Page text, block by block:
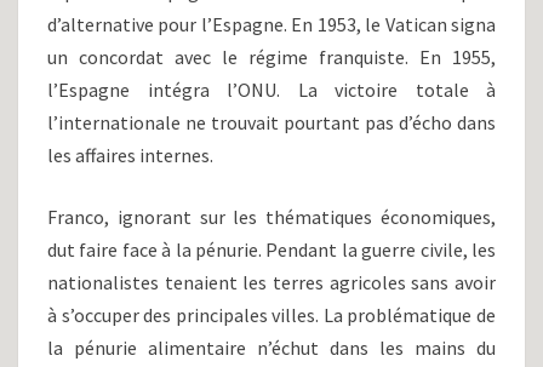
d’alternative pour l’Espagne. En 1953, le Vatican signa
un concordat avec le régime franquiste. En 1955,
l’Espagne intégra l’ONU. La victoire totale à
l’internationale ne trouvait pourtant pas d’écho dans
les affaires internes.
Franco, ignorant sur les thématiques économiques,
dut faire face à la pénurie. Pendant la guerre civile, les
nationalistes tenaient les terres agricoles sans avoir
à s’occuper des principales villes. La problématique de
la pénurie alimentaire n’échut dans les mains du